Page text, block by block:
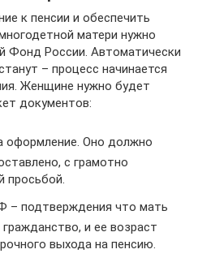
к пенсии и обеспечить
матери нужно
Фонд России. Автоматически
– процесс начинается
Женщине нужно будет
документов:
оформление. Оно должно
с грамотно
просьбой.
– подтверждения что мать
и ее возраст
выхода на пенсию.